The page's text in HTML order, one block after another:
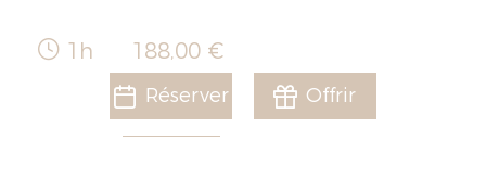
1h 188,00 €
Réserver Offrir